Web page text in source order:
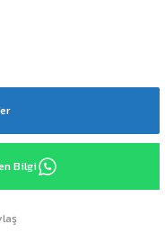
Bilgi